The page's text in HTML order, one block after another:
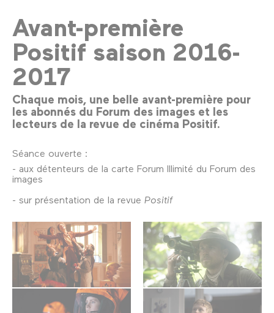
Avant-première
Positif saison 2016-
2017
Chaque mois, une belle avant-première pour
les abonnés du Forum des images et les
lecteurs de la revue de cinéma Positif.
Séance ouverte :
- aux détenteurs de la carte Forum Illimité du Forum des
images
- sur présentation de la revue Positif